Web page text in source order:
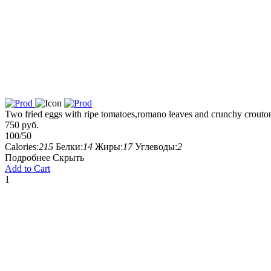
Two fried eggs with ripe tomatoes,romano leaves and crunchy
750 руб.
100/50
Calories:215 Белки:14 Жиры:17 Углеводы:2
Подробнее Скрыть
Add to Cart
1